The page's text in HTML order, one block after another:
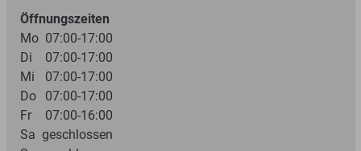
Öffnungszeiten
Mo 07:00-17:00
Di
07:00-17:00
Mi
07:00-17:00
Do
07:00-17:00
Fr
07:00-16:00
Sa geschlossen